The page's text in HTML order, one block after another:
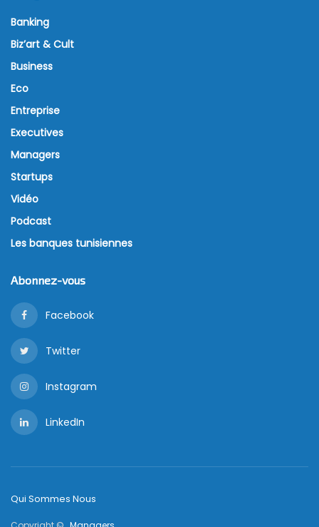
Banking
Biz’art & Cult
Business
Eco
Entreprise
Executives
Managers
Startups
Vidéo
Podcast
Les banques tunisiennes
Abonnez-vous
Facebook
Twitter
Instagram
LinkedIn
Qui Sommes Nous